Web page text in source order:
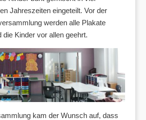
Jahreszeiten eingeteilt. Vor der
werden alle Plakate
die Kinder vor allen geehrt.
kam der Wunsch auf, dass